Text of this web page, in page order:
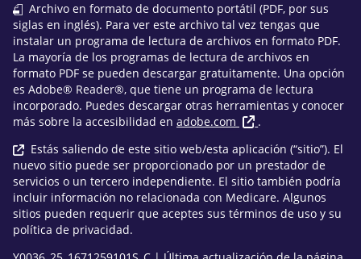
Archivo en formato de documento portátil (PDF, por sus
siglas en inglés). Para ver este archivo tal vez tengas que
instalar un programa de lectura de archivos en formato PDF.
La mayoría de los programas de lectura de archivos en
formato PDF se pueden descargar gratuitamente. Una opción
es Adobe® Reader®, que tiene un programa de lectura
incorporado. Puedes descargar otras herramientas y conocer
más sobre la accesibilidad en adobe.com
.
Estás saliendo de este sitio web/esta aplicación (“sitio”). El
nuevo sitio puede ser proporcionado por un prestador de
servicios o un tercero independiente. El sitio también podría
incluir información no relacionada con Medicare. Algunos
sitios pueden requerir que aceptes sus términos de uso y su
política de privacidad.